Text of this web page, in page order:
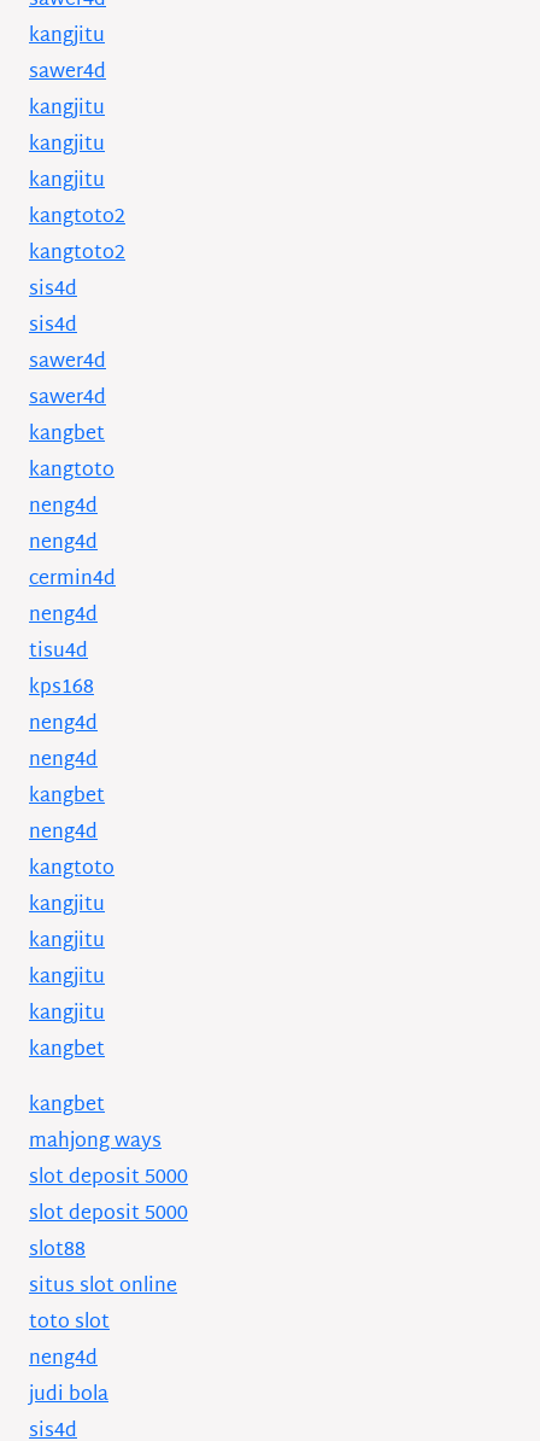
kangjitu
sawer4d
kangjitu
kangjitu
kangjitu
kangtoto2
kangtoto2
sis4d
sis4d
sawer4d
sawer4d
kangbet
kangtoto
neng4d
neng4d
cermin4d
neng4d
tisu4d
kps168
neng4d
neng4d
kangbet
neng4d
kangtoto
kangjitu
kangjitu
kangjitu
kangjitu
kangbet
kangbet
mahjong ways
slot deposit 5000
slot deposit 5000
slot88
situs slot online
toto slot
neng4d
judi bola
sis4d